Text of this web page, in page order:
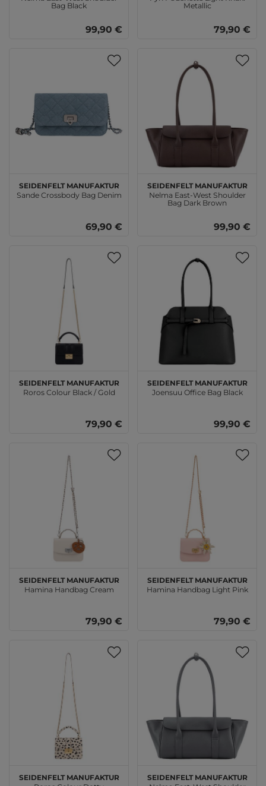
Bag Black
99,90 €
Metallic
79,90 €
SEIDENFELT MANUFAKTUR
Sande Crossbody Bag Denim
69,90 €
SEIDENFELT MANUFAKTUR
Nelma East-West Shoulder
Bag Dark Brown
99,90 €
SEIDENFELT MANUFAKTUR
Roros Colour Black / Gold
79,90 €
SEIDENFELT MANUFAKTUR
Joensuu Office Bag Black
99,90 €
SEIDENFELT MANUFAKTUR
Hamina Handbag Cream
79,90 €
SEIDENFELT MANUFAKTUR
Hamina Handbag Light Pink
79,90 €
SEIDENFELT MANUFAKTUR SEIDENFELT MANUFAKTUR